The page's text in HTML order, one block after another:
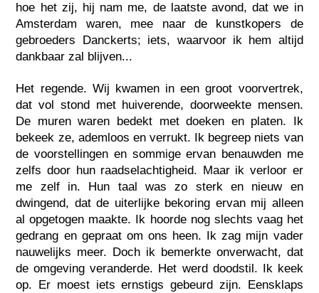
hoe het zij, hij nam me, de laatste avond, dat we in
Amsterdam waren, mee naar de kunstkopers de
gebroeders Danckerts; iets, waarvoor ik hem altijd
dankbaar zal blijven...
Het regende. Wij kwamen in een groot voorvertrek,
dat vol stond met huiverende, doorweekte mensen.
De muren waren bedekt met doeken en platen. Ik
bekeek ze, ademloos en verrukt. Ik begreep niets van
de voorstellingen en sommige ervan benauwden me
zelfs door hun raadselachtigheid. Maar ik verloor er
me zelf in. Hun taal was zo sterk en nieuw en
dwingend, dat de uiterlijke bekoring ervan mij alleen
al opgetogen maakte. Ik hoorde nog slechts vaag het
gedrang en gepraat om ons heen. Ik zag mijn vader
nauwelijks meer. Doch ik bemerkte onverwacht, dat
de omgeving veranderde. Het werd doodstil. Ik keek
op. Er moest iets ernstigs gebeurd zijn. Eensklaps